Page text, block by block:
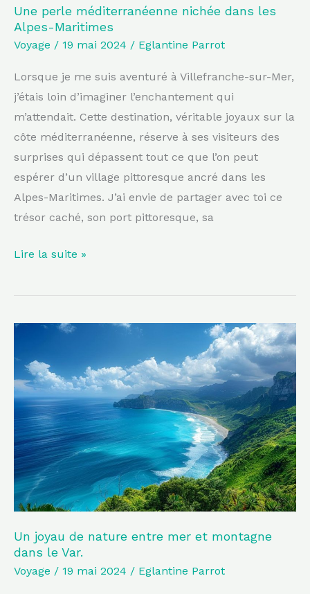
Une perle méditerranéenne nichée dans les
Alpes-Maritimes
Voyage / 19 mai 2024 / Eglantine Parrot
Lorsque je me suis aventuré à Villefranche-sur-Mer,
j’étais loin d’imaginer l’enchantement qui
m’attendait. Cette destination, véritable joyaux sur la
côte méditerranéenne, réserve à ses visiteurs des
surprises qui dépassent tout ce que l’on peut
espérer d’un village pittoresque ancré dans les
Alpes-Maritimes. J’ai envie de partager avec toi ce
trésor caché, son port pittoresque, sa
Lire la suite »
Un joyau de nature entre mer et montagne
dans le Var.
Voyage / 19 mai 2024 / Eglantine Parrot
de
nature
entre
mer
et
montagne
dans
le
Var.